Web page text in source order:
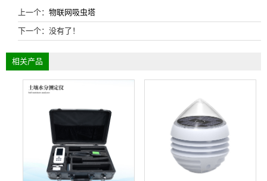
上一个： 物联网吸虫塔
下一个：没有了！
相关产品